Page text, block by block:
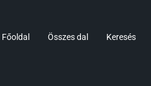
Főoldal Összes dal Keresés